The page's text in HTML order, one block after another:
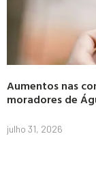
Aumentos nas
moradores de
julho 31, 2026